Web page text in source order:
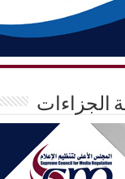
الجزاءات